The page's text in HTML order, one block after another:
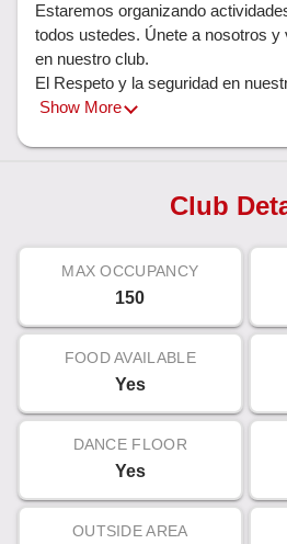
Estaremos organizando
todos ustedes. Únete a nosotros y
en nuestro club.
Show More
Club
MAX OCCUPANCY
150
FOOD AVAILABLE
Yes
DANCE FLOOR
Yes
OUTSIDE AREA